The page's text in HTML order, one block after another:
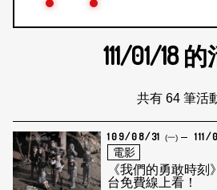
111/01/18的
共有 64 筆活
109/08/31 (一) 111/
電影
《我們的勇敢時
台免費線上看！